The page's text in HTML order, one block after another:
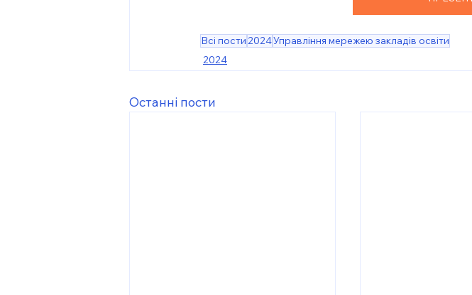
Всі пости2024Управління мережею закладів освіти
2024
Останні пости